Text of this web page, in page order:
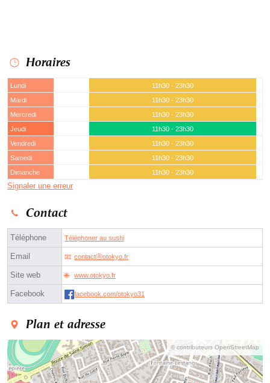
Horaires
Lundi
11h30 - 23h30
Mardi
11h30 - 23h30
Mercredi
11h30 - 23h30
Jeudi
11h30 - 23h30
Vendredi
11h30 - 23h30
Samedi
11h30 - 23h30
Dimanche
11h30 - 23h30
Signaler une erreur
Contact
Téléphone Téléphoner au sushi
Email contactⓐotokyo.fr
Site web www.otokyo.fr
Facebook facebook.com/otokyo31
Plan et adresse
© contributeurs OpenStreetMap